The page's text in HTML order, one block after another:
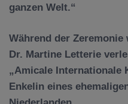
ganzen Welt.“
Während der Zeremonie
Dr. Martine Letterie
„Amicale Internationale
Enkelin eines